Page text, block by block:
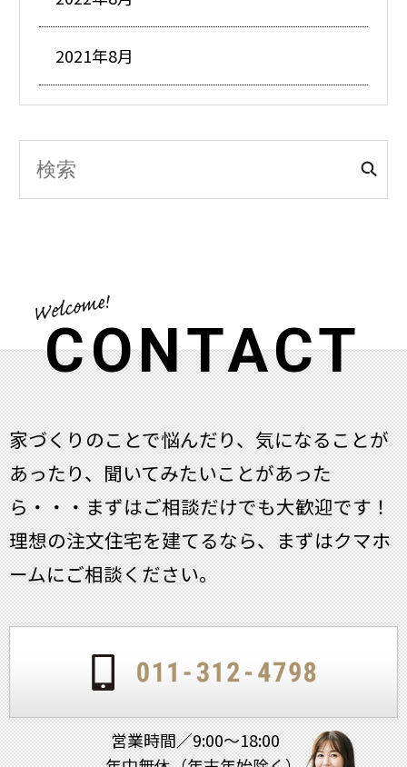
2021年8月
CONTACT
家づくりのことで悩んだり、気になることが
あったり、聞いてみたいことがあった
ら・・・まずはご相談だけでも大歓迎です！
理想の注文住宅を建てるなら、まずはクマホ
ームにご相談ください。
営業時間／9:00～18:00